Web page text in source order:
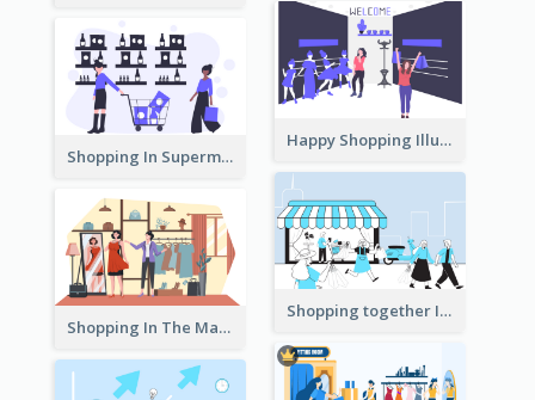
Happy Shopping Illustration
Shopping In Supermarket Illustration
Shopping together Illustration
Shopping In The Mall Illustration